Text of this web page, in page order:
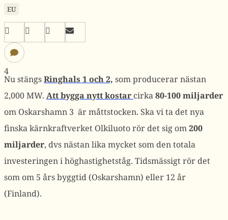
EU
4
Nu stängsRinghals 1 och 2, som producerar nästan
2,000 MW. Att bygga nytt kostar cirka80-100 miljarder
om Oskarshamn 3 är måttstocken. Ska vi ta det nya
finska kärnkraftverket Olkiluoto rör det sig om200
miljarder, dvs nästan lika mycket som den totala
investeringen i höghastighetståg. Tidsmässigt rör det
som om 5 års byggtid (Oskarshamn) eller 12 år
(Finland).